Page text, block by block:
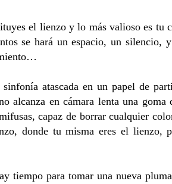
el lienzo y lo más valioso es tu
se hará un espacio, un silencio,
atascada en un papel de
alcanza en cámara lenta una goma
capaz de borrar cualquier
donde tu misma eres el lienzo,
tiempo para tomar una nueva